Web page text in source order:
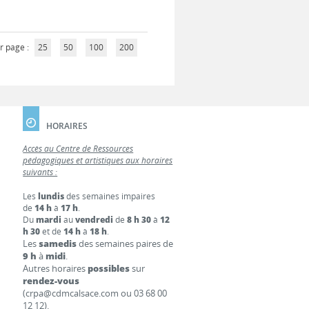
page : 25 50 100 200
HORAIRES
Accès au Centre de Ressources
pédagogiques et artistiques aux horaires
suivants :
Leslundisdes semaines impaires
de14 hà17 h.
Dumardi auvendredi de8 h 30à12
h 30et de14 hà18 h.
Lessamedisdes semaines paires de
9 h à midi.
Autres horaires possiblessur
rendez-vous
(crpa@cdmcalsace.com ou 03 68 00
12 12).